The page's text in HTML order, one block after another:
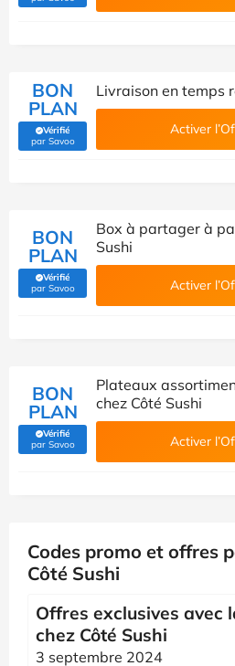
BON
PLAN
Vérifié
par Savoo(Vérifié par Savoo)
Livraison en temps
Activer
BON
PLAN
Vérifié
par Savoo(Vérifié par Savoo)
Box à partager à
Sushi
Activer
BON
PLAN
Vérifié
par Savoo(Vérifié par Savoo)
Plateaux
chez Côté Sushi
Activer
Codes promo et offres
Côté Sushi
Offres exclusives avec
chez Côté Sushi
3 septembre 2024